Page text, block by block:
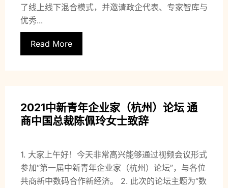
了线上线下混合模式，并邀请政企代表、专家智库与
优秀...
Read More
2021中新青年企业家（杭州）论坛 通
商中国总裁陈佩玲女士致辞
1. 大家上午好！今天非常高兴能够通过视频会议形式
参加“第一届中新青年企业家（杭州）论坛”，与各位
共商新中数码合作新经济。 2. 此次的论坛主题为“数